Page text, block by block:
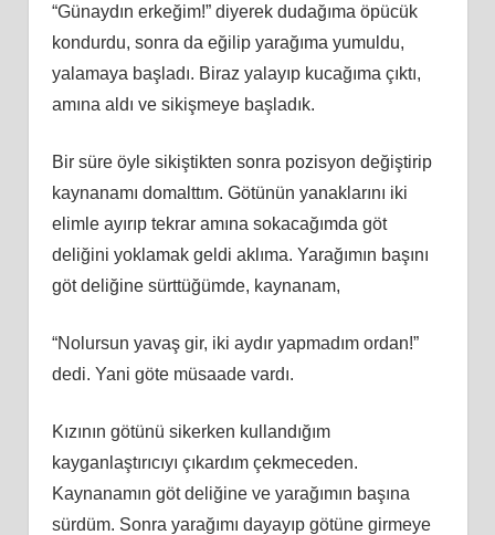
“Günaydın erkeğim!” diyerek dudağıma öpücük
kondurdu, sonra da eğilip yarağıma yumuldu,
yalamaya başladı. Biraz yalayıp kucağıma çıktı,
amına aldı ve sikişmeye başladık.
Bir süre öyle sikiştikten sonra pozisyon değiştirip
kaynanamı domalttım. Götünün yanaklarını iki
elimle ayırıp tekrar amına sokacağımda göt
deliğini yoklamak geldi aklıma. Yarağımın başını
göt deliğine sürttüğümde, kaynanam,
“Nolursun yavaş gir, iki aydır yapmadım ordan!”
dedi. Yani göte müsaade vardı.
Kızının götünü sikerken kullandığım
kayganlaştırıcıyı çıkardım çekmeceden.
Kaynanamın göt deliğine ve yarağımın başına
sürdüm. Sonra yarağımı dayayıp götüne girmeye